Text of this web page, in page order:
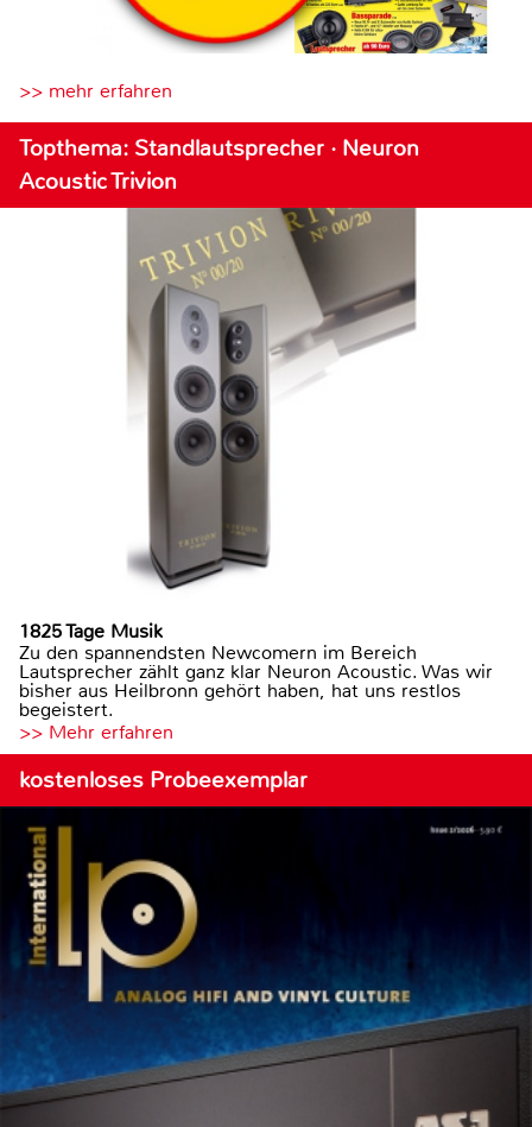
>> mehr erfahren
Topthema: Standlautsprecher · Neuron
Acoustic Trivion
1825 Tage Musik
Zu den spannendsten Newcomern im Bereich
Lautsprecher zählt ganz klar Neuron Acoustic. Was wir
bisher aus Heilbronn gehört haben, hat uns restlos
begeistert.
>> Mehr erfahren
kostenloses Probeexemplar